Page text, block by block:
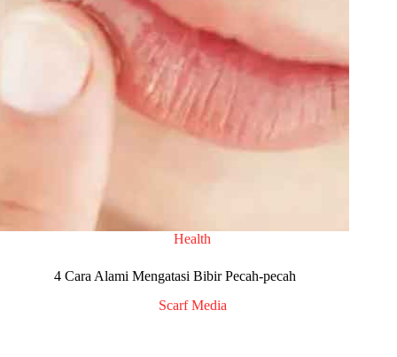
Health
4 Cara Alami Mengatasi Bibir Pecah-pecah
Scarf Media